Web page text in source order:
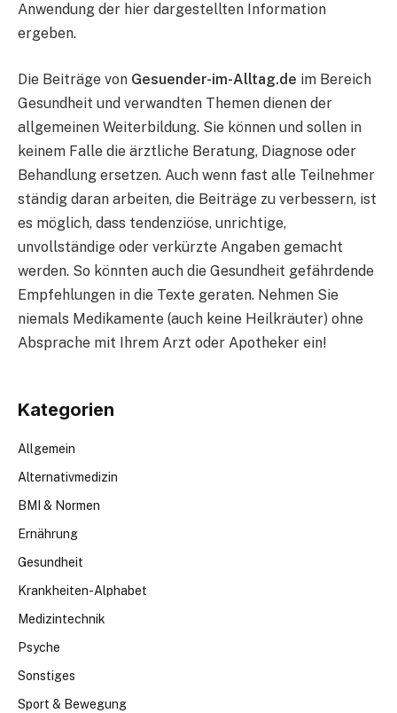
Anwendung der hier dargestellten Information
ergeben.
Die Beiträge von Gesuender-im-Alltag.de im Bereich
Gesundheit und verwandten Themen dienen der
allgemeinen Weiterbildung. Sie können und sollen in
keinem Falle die ärztliche Beratung, Diagnose oder
Behandlung ersetzen. Auch wenn fast alle Teilnehmer
ständig daran arbeiten, die Beiträge zu verbessern, ist
es möglich, dass tendenziöse, unrichtige,
unvollständige oder verkürzte Angaben gemacht
werden. So könnten auch die Gesundheit gefährdende
Empfehlungen in die Texte geraten. Nehmen Sie
niemals Medikamente (auch keine Heilkräuter) ohne
Absprache mit Ihrem Arzt oder Apotheker ein!
Kategorien
Allgemein
Alternativmedizin
BMI & Normen
Ernährung
Gesundheit
Krankheiten-Alphabet
Medizintechnik
Psyche
Sonstiges
Sport & Bewegung